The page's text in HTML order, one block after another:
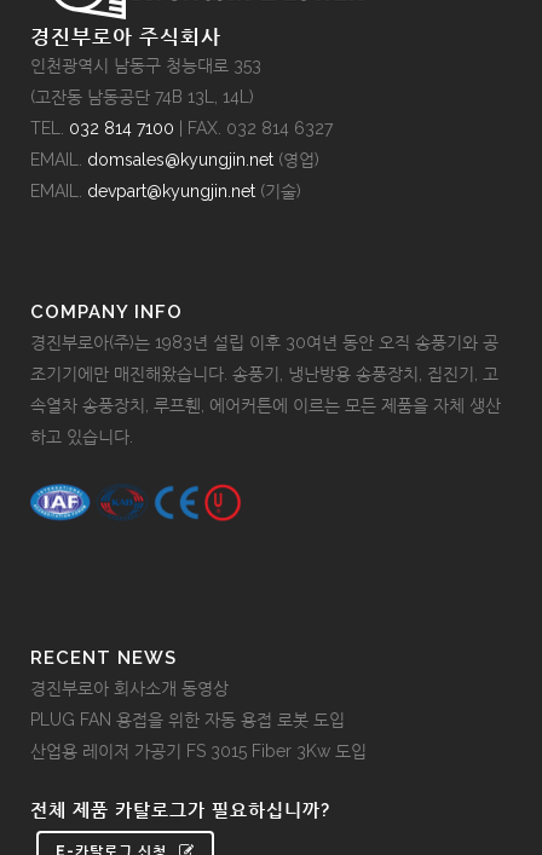
경진부로아 주식회사
인천광역시 남동구 청능대로 353
(고잔동 남동공단 74B 13L, 14L)
TEL. 032 814 7100 | FAX. 032 814 6327
EMAIL. domsales@kyungjin.net (영업)
EMAIL. devpart@kyungjin.net (기술)
COMPANY INFO
경진부로아(주)는 1983년 설립 이후 30여년 동안 오직 송풍기와 공
조기기에만 매진해왔습니다. 송풍기, 냉난방용 송풍장치, 집진기, 고
속열차 송풍장치, 루프휀, 에어커튼에 이르는 모든 제품을 자체 생산
하고 있습니다.
RECENT NEWS
경진부로아 회사소개 동영상
PLUG FAN 용접을 위한 자동 용접 로봇 도입
산업용 레이저 가공기 FS 3015 Fiber 3Kw 도입
전체 제품 카탈로그가 필요하십니까?